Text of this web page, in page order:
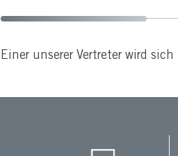
Einer unserer Vertreter wird